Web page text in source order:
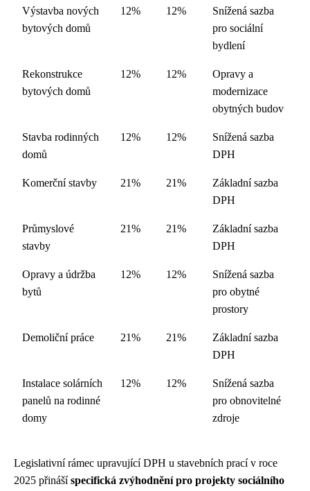
Výstavba nových
bytových domů
12% 12%
Snížená sazba
pro sociální
bydlení
Rekonstrukce
bytových domů
12% 12%
Opravy a
modernizace
obytných budov
Stavba rodinných
domů
12% 12%
Snížená sazba
DPH
Komerční stavby 21% 21%
Základní sazba
DPH
Průmyslové
stavby
21% 21%
Základní sazba
DPH
Opravy a údržba
bytů
12% 12%
Snížená sazba
pro obytné
prostory
Demoliční práce 21% 21%
Základní sazba
DPH
Instalace solárních
panelů na rodinné
domy
12% 12%
Snížená sazba
pro obnovitelné
zdroje
Legislativní rámec upravující DPH u stavebních prací v roce
2025 přinášíspecifická zvýhodnění pro projekty sociálního